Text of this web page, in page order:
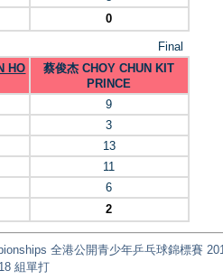
0
Final
HO
蔡俊杰 CHOY CHUN KIT
PRINCE
9
3
13
11
6
2
全港公開青少年乒乓球錦標賽
組單打